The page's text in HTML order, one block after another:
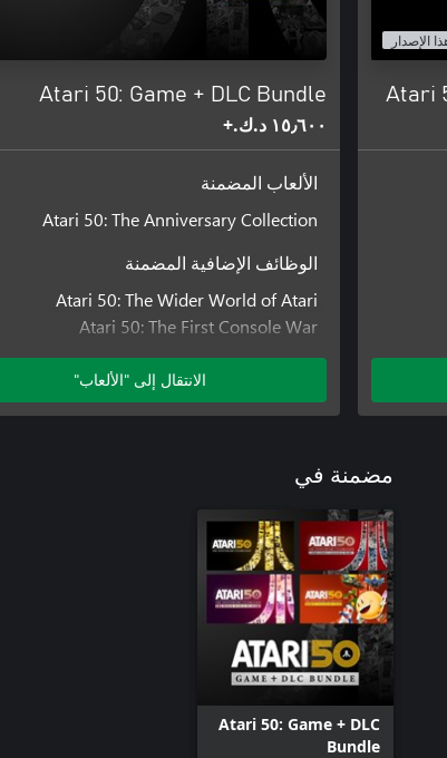
الإصدار
Atari
Atari 50: Game + DLC Bundle
١٥٫٦٠٠ د.ك.‏+
الألعاب المضمنة
Atari 50: The Anniversary Collection
الوظائف الإضافية المضمنة
Atari 50: The Wider World of Atari
Atari 50: The First Console War
Atari 50: THE NAMCO LEGENDARY PACK
الانتقال إلى "الألعاب"
مضمنة في
Atari 50: Game + DLC
Bundle